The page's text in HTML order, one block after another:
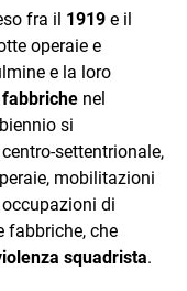
fra il 1919 e il
operaie e
e la loro
nel
si
settentrionale,
mobilitazioni
di
fabbriche, che
squadrista.